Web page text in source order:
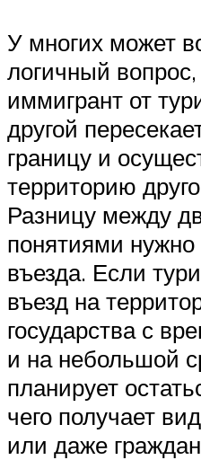
У многих может
логичный
иммигрант от
другой
границу и
территорию
Разницу между
понятиями нужно
въезда. Если
въезд на
государства с
и на небольшой
планирует
чего получает
или даже